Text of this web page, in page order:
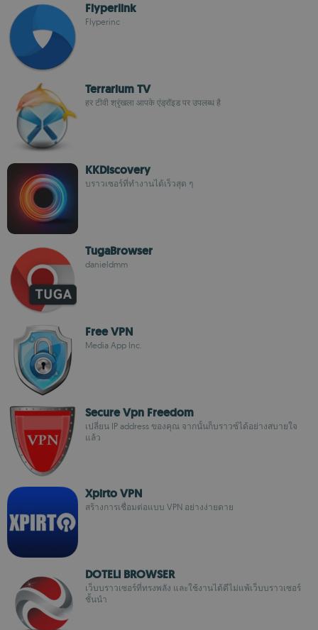
Flyperlink
Flyperinc
Terrarium TV
हर टीवी श्रृंखला आपके एंड्रॉइड पर उपलब्ध है
KKDiscovery
บราวเซอร์ที่ทำงานได้เร็วสุด ๆ
TugaBrowser
danieldmm
Free VPN
Media App Inc.
Secure Vpn Freedom
เปลี่ยน IP address ของคุณ จากนั้นก็บราวซ์ได้อย่างสบายใจ
แล้ว
Xpirto VPN
สร้างการเชื่อมต่อแบบ VPN อย่างง่ายดาย
DOTELI BROWSER
เว็บบราวเซอร์ที่ทรงพลัง และใช้งานได้ดีไม่แพ้เว็บบราวเซอร์
ชั้นนำ